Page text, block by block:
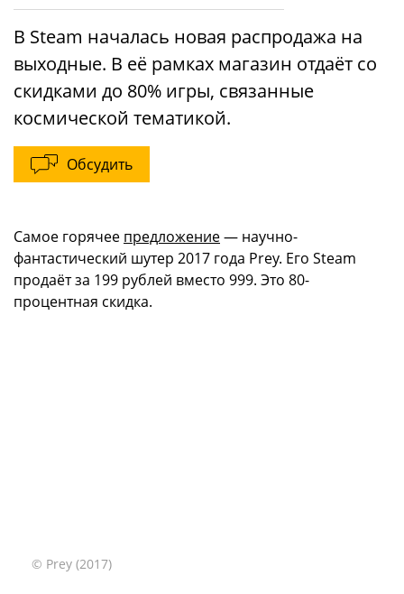
В Steam началась новая распродажа на
выходные. В её рамках магазин отдаёт со
скидками до 80% игры, связанные
космической тематикой.
Обсудить
Самое горячее предложение— научно-
фантастический шутер 2017 года Prey. Его Steam
продаёт за 199 рублей вместо 999. Это 80-
процентная скидка.
© Prey (2017)